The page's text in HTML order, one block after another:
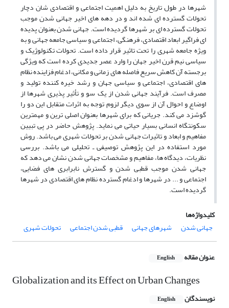
شهرها در طول تاریخ به دلیل اهمیت اجتماعی و اقتصادی شان دچار
تحولات گسترده ای شده اند و در دهه های اخیر جهانی شدن موجب
تحولات گسترده ای بر شهرها گردیده است. جهانی شدن بعنوان پدیده
ای فراگیر ابعاد اقتصادی، فرهنگی، اجتماعی و سیاسی جامعه جهانی و به
ویژه جامعه شهری را تحت تاثیر قرار داده است. تحولات تکنولوژیک و
سیاسی نیم قرن اخیر جهان را وارد عصر جدیدی کرده است که ویژگی
برجسته آن کاهش سریع فاصله های زمانی و مکانی، ادغام فزاینده نظام
های اقتصادی، اجتماعی و سیاسی جهان و رشد خیره کننده تولید و
مصرف است. فرآیند جهانی شدن از یک سو و تأثیر پذیری شهرها از
اوضاع و احوال آن از سوی دیگر لزوم توجه به اثرات متقابل این دو را
گوشزد می کند. جریانی که برای شهرها بعنوان اصلی ترین و مهمترین
سکونتگاه انسانی بسیار حیاتی می نماید. پژوهش حاضر در پی تبیین
مفاهیم و ابعاد و تاثیرات جهانی شدن بر تحولات شهری می باشد. روش
مورد استفاده در این پژوهش توصیفی ـ تحلیلی می باشد. بررسی
نظریات، دیدگاه ها، مفاهیم و مشخصات جهانی شدن نشان می دهد که
جهانی شدن موجب قطبی شدن و گسترش نابرابری های فضایی،
اجتماعی و ... در شهرها و ادغام گسترده نظام های اقتصادی در شهرها
گردیده است.
کلیدواژه‌ها
جهانی شدن
شهرهای جهانی قطبی شدن اجتماعی تحولات شهری
عنوان مقاله English
Globalization and its Effect on Urban Changes
نویسندگان English